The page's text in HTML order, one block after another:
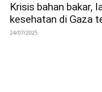
Krisis bahan bakar,
kesehatan di Gaza
24/07/2025